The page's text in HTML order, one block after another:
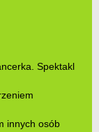
Spektakl
innych osób